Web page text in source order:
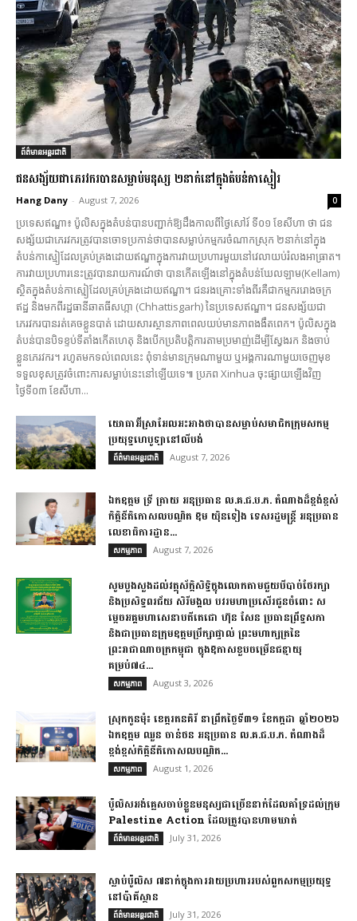
ព័ត៌មានអន្តរជាតិ
ជនសង្ស័យជាភេរវករបានសម្លាប់មនុស្ស ២នាក់នៅក្នុងតំបន់កាស្មៀរ
Hang Dany - August 7, 2026 0
ប្រទេសឥណ្ឌា៖ ប៉ូលិសក្នុងតំបន់បានបញ្ជាក់ឱ្យដឹងកាលពីថ្ងៃសៅរ៍ ទី០១ ខែសីហា ថា ជន
សង្ស័យជាភេរវករត្រូវបានចោទប្រកាន់ថាបានសម្លាប់កម្មករចំណាកស្រុក ២នាក់នៅក្នុង
តំបន់កាស្មៀដែលគ្រប់គ្រងដោយឥណ្ឌាក្នុងការវាយប្រហារមួយនៅវេលាយប់រំលងអាធ្រាត។
ការវាយប្រហារនេះត្រូវបានរាយការណ៍ថា បានកើតឡើងនៅក្នុងតំបន់ឃែលឡាម(Kellam)
ស្ថិតក្នុងតំបន់កាស្មៀដែលគ្រប់គ្រងដោយឥណ្ឌា។ ជនរងគ្រោះទាំងពីរគឺជាកម្មកររោងចក្រ
ឥដ្ឋ និងមកពីរដ្ឋធានីឆាតធីសហ្កា (Chhattisgarh) នៃប្រទេសឥណ្ឌា។ ជនសង្ស័យជា
ភេរវករបានរត់គេចខ្លួនបាត់ ដោយសារស្ថានភាពពេលយប់មានភាពងងឹតពេក។ ប៉ូលិសក្នុង
តំបន់បានបិទខ្ទប់ទីតាំងកើតហេតុ និងបើកប្រតិបត្តិការតាមប្រមាញ់ដើម្បីស្វែងរក និងចាប់
ខ្លួនភេរវករ។ រហូតមកទល់ពេលនេះ ពុំទាន់មានក្រុមណាមួយ ឬអង្គការណាមួយចេញមុខ
ទទួលខុសត្រូវចំពោះការសម្លាប់នេះនៅឡើយទេ៕ ប្រភព Xinhua ចុះផ្សាយឡើងវិញ
ថ្ងៃទី០៣ ខែសីហា...
យោធាអ៊ីស្រាអែលអះអាងថាបានសម្លាប់សមាជិកក្រុមសកម្ម
ប្រយុទ្ធហេបូឡានៅលីបង់
ព័ត៌មានអន្តរជាតិ August 7, 2026
ឯកឧត្តម ទ្រី ត្រាយ អនុប្រធាន ល.គ.ជ.ប.ភ. តំណាងដ៏ខ្ពង់ខ្ពស់
កិត្តិនីតិកោសលបណ្ឌិត ឱម យ៉ិនទៀង ទេសរដ្ឋមន្ត្រី អនុប្រធាន
លេខាធិការដ្ឋាន...
សកម្មភាព August 7, 2026
សូមបួងសួងដល់វត្ថុស័ក្តិសិទ្ធិក្នុងលោកតាមជួយបីបាច់ថែរក្សា
និងប្រសិទ្ធពរជ័យ សិរីមង្គល បវរមហាប្រសើរជូនចំពោះ ស
ម្តេចអគ្គមហាសេនាបតីតេជោ ហ៊ុន សែន ប្រធានព្រឹទ្ធសភា
និងជាប្រធានក្រុមឧត្តមប្រឹក្សាផ្ទាល់ ព្រះមហាក្សត្រនៃ
ព្រះរាជាណាចក្រកម្ពុជា ក្នុងឱកាសខួបចម្រើនជន្មាយុ
គម្រប់៧៤...
សកម្មភាព August 3, 2026
ស្រុក​កូនមុំ៖ ខេត្ត​រតនគិរី​ នាព្រឹកថ្ងៃទី៣១​ ខែកក្កដា ឆ្នាំ២០២៦
ឯកឧត្តម​ ឈួន ចាន់ថន អនុប្រធាន ល.គ.ជ.ប.ភ. តំណាង​ដ៏
ខ្ពង់ខ្ពស់​កិត្តិនីតិកោសលបណ្ឌិត​...
សកម្មភាព August 1, 2026
ប៉ូលិសអង់គ្លេសចាប់ខ្លួនមនុស្សជាច្រើននាក់ដែលគាំទ្រដល់ក្រុម
Palestine Action ដែលត្រូវបានហាមឃាត់
ព័ត៌មានអន្តរជាតិ July 31, 2026
ស្លាប់ប៉ូលិស ៧នាក់ក្នុងការវាយប្រហាររបស់ពួកសកម្មប្រយុទ្ធ
នៅប៉ាគីស្ថាន
ព័ត៌មានអន្តរជាតិ July 31, 2026